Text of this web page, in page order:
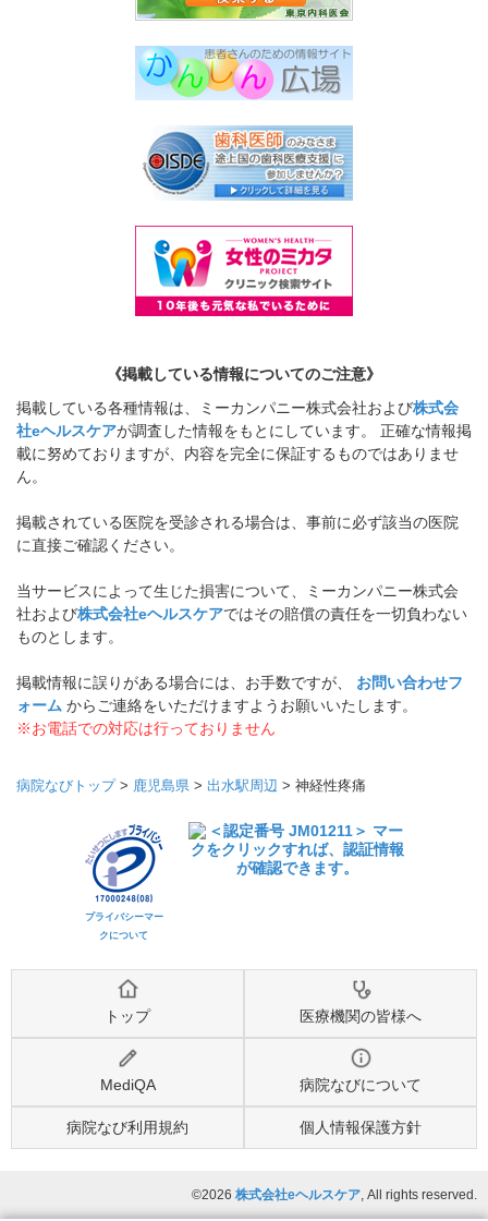
《掲載している情報についてのご注意》
掲載している各種情報は、ミーカンパニー株式会社および株式会
社eヘルスケアが調査した情報をもとにしています。 正確な情報掲
載に努めておりますが、内容を完全に保証するものではありませ
ん。
掲載されている医院を受診される場合は、事前に必ず該当の医院
に直接ご確認ください。
当サービスによって生じた損害について、ミーカンパニー株式会
社および株式会社eヘルスケアではその賠償の責任を一切負わない
ものとします。
掲載情報に誤りがある場合には、お手数ですが、 お問い合わせフ
ォーム からご連絡をいただけますようお願いいたします。
※お電話での対応は行っておりません
病院なびトップ> 鹿児島県 > 出水駅周辺 > 神経性疼痛
プライバシーマー
クについて
トップ 医療機関の皆様へ
MediQA 病院なびについて
病院なび利用規約 個人情報保護方針
©2026 株式会社eヘルスケア, All rights reserved.